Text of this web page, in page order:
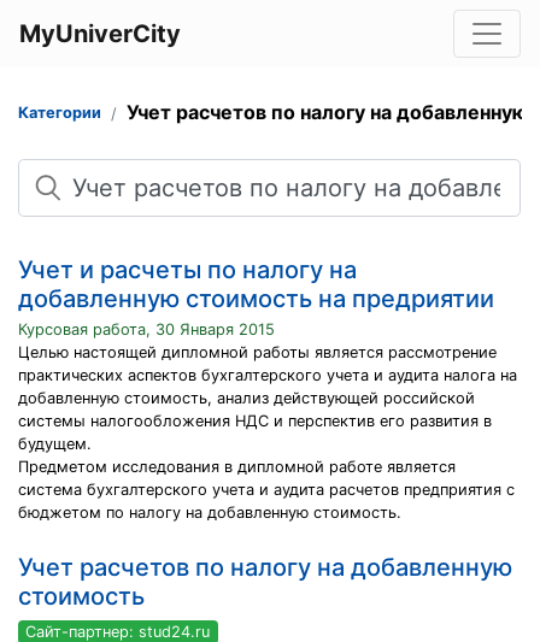
MyUniverCity
Категории Учет расчетов по налогу на добавленную
Поиск
Учет и расчеты по налогу на
добавленную стоимость на предриятии
Курсовая работа, 30 Января 2015
Целью настоящей дипломной работы является рассмотрение
практических аспектов бухгалтерского учета и аудита налога на
добавленную стоимость, анализ действующей российской
системы налогообложения НДС и перспектив его развития в
будущем.
Предметом исследования в дипломной работе является
система бухгалтерского учета и аудита расчетов предприятия с
бюджетом по налогу на добавленную стоимость.
Учет расчетов по налогу на добавленную
стоимость
Сайт-партнер: stud24.ru